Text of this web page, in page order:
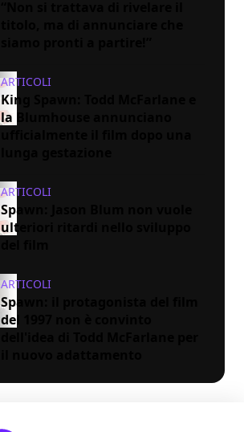
ARTICOLI
King Spawn: Todd McFarlane e
la Blumhouse annunciano
ARTICOLI
Spawn: Jason Blum non vuole
ulteriori ritardi nello sviluppo
ARTICOLI
Spawn: il protagonista del film
del 1997 non è convinto